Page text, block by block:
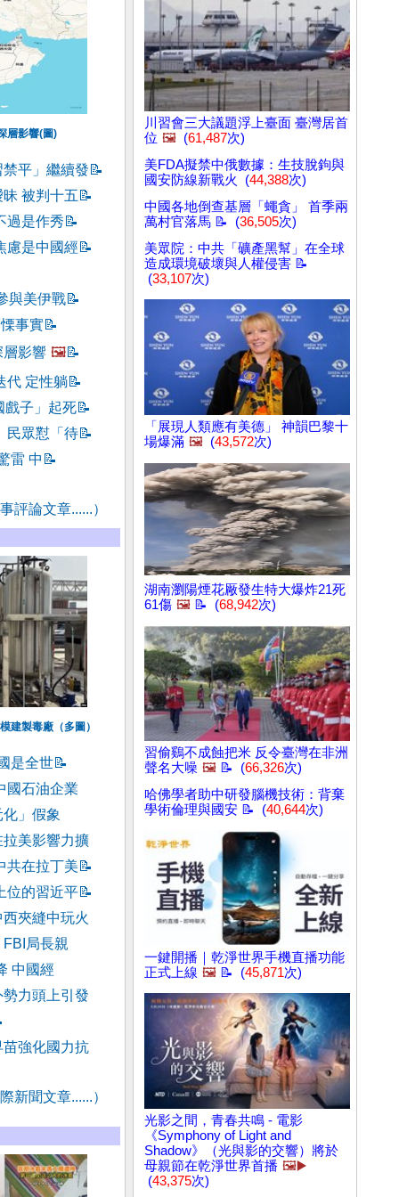
層影響(圖)
平」繼續發 📝
被判十五 📝
過是作秀 📝
慮是中國經 📝
與美伊戰📝
事實📝
層影響 🖼️📝
代 定性躺📝
戲子」起死📝
民眾懟「待📝
雷 中 📝
評論文章......）
建製毒廠（多圖）
是全世📝
國石油企業
」假象
美影響力擴
共在拉丁美 📝
位的習近平📝
夾縫中玩火
局長親
中國經
力頭上引發
強化國力抗
新聞文章......）
川習會三大議題浮上臺面 臺灣居首
位 🖼️ (61,487次)
美FDA擬禁中俄數據：生技脫鉤與
國安防線新戰火 (44,388次)
中國各地倒查基層「蠅貪」 首季兩
萬村官落馬 📝 (36,505次)
美眾院：中共「礦產黑幫」在全球
造成環境破壞與人權侵害 📝
(33,107次)
「展現人類應有美德」 神韻巴黎十
場爆滿 🖼️ (43,572次)
湖南瀏陽煙花厰發生特大爆炸21死
61傷 🖼️ 📝 (68,942次)
習偷鷄不成蝕把米 反令臺灣在非洲
聲名大噪 🖼️ 📝 (66,326次)
哈佛學者助中研發腦機技術：背棄
學術倫理與國安 📝 (40,644次)
一鍵開播｜乾淨世界手機直播功能
正式上線 🖼️ 📝 (45,871次)
光影之間，青春共鳴 - 電影
《Symphony of Light and
Shadow》（光與影的交響）將於
母親節在乾淨世界首播 🖼️▶️
(43,375次)